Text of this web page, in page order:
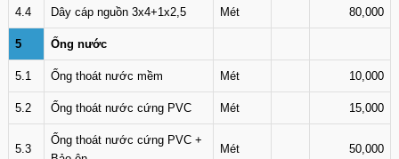
4.4 Dây cáp nguồn 3x4+1x2,5 Mét 80,000
5 Ống nước
5.1 Ống thoát nước mềm Mét 10,000
5.2 Ống thoát nước cứng PVC Mét 15,000
5.3
Ống thoát nước cứng PVC +
Mét 50,000